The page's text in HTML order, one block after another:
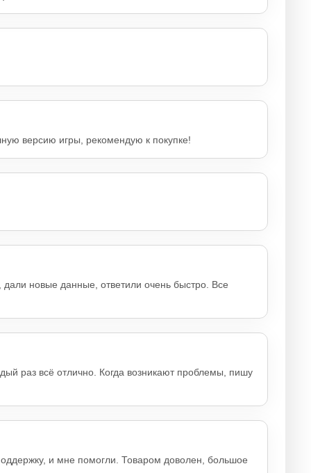
версию игры, рекомендую к покупке!
новые данные, ответили очень быстро. Все
раз всё отлично. Когда возникают проблемы, пишу
и мне помогли. Товаром доволен, большое